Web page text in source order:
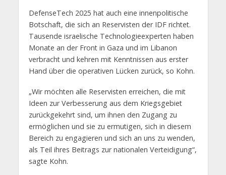
DefenseTech 2025 hat auch eine innenpolitische
Botschaft, die sich an Reservisten der IDF richtet.
Tausende israelische Technologieexperten haben
Monate an der Front in Gaza und im Libanon
verbracht und kehren mit Kenntnissen aus erster
Hand über die operativen Lücken zurück, so Kohn.
„Wir möchten alle Reservisten erreichen, die mit
Ideen zur Verbesserung aus dem Kriegsgebiet
zurückgekehrt sind, um ihnen den Zugang zu
ermöglichen und sie zu ermutigen, sich in diesem
Bereich zu engagieren und sich an uns zu wenden,
als Teil ihres Beitrags zur nationalen Verteidigung“,
sagte Kohn.